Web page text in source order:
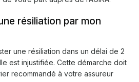
résiliation par mon
une résiliation dans un délai de 2
est injustifiée. Cette démarche doit
recommandé à votre assureur